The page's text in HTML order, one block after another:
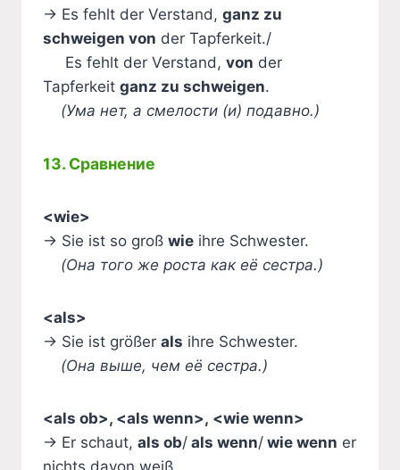
→ Es fehlt der Verstand, ganz zu
schweigen von der Tapferkeit./
Es fehlt der Verstand, von der
Tapferkeit ganz zu schweigen.
(Ума нет, а смелости (и) подавно.)
13. Сравнение
<wie>
→ Sie ist so groß wie ihre Schwester.
(Она того же роста как её сестра.)
<als>
→ Sie ist größer als ihre Schwester.
(Она выше, чем её сестра.)
<als ob>, <als wenn>, <wie wenn>
→ Er schaut, als ob/ als wenn/ wie wenn er
nichts davon weiß.